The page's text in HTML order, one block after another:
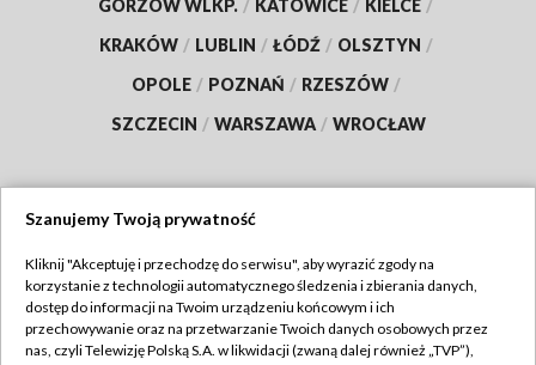
GORZÓW WLKP. / KATOWICE / KIELCE /
KRAKÓW / LUBLIN / ŁÓDŹ / OLSZTYN /
OPOLE / POZNAŃ / RZESZÓW /
SZCZECIN / WARSZAWA / WROCŁAW
TVP
Abonament TVP
Regulamin TVP
Szanujemy Twoją prywatność
Kliknij "Akceptuję i przechodzę do serwisu", aby wyrazić zgody na
korzystanie z technologii automatycznego śledzenia i zbierania danych,
dostęp do informacji na Twoim urządzeniu końcowym i ich
przechowywanie oraz na przetwarzanie Twoich danych osobowych przez
nas, czyli Telewizję Polską S.A. w likwidacji (zwaną dalej również „TVP”),